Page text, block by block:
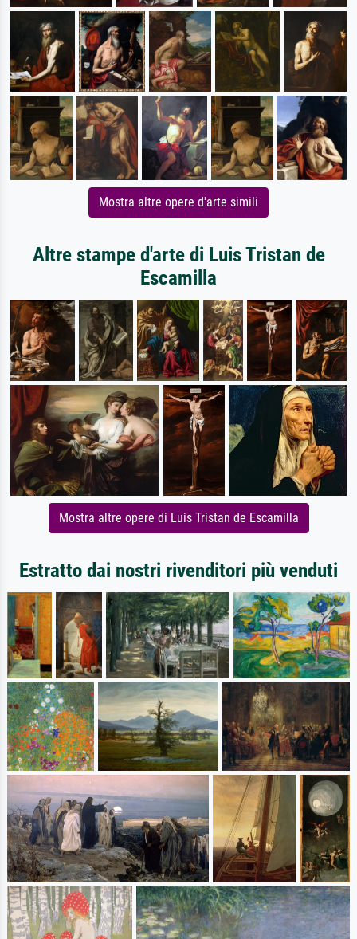
Mostra altre opere d'arte simili
Altre stampe d'arte di Luis Tristan de
Escamilla
Mostra altre opere di Luis Tristan de Escamilla
Estratto dai nostri rivenditori più venduti